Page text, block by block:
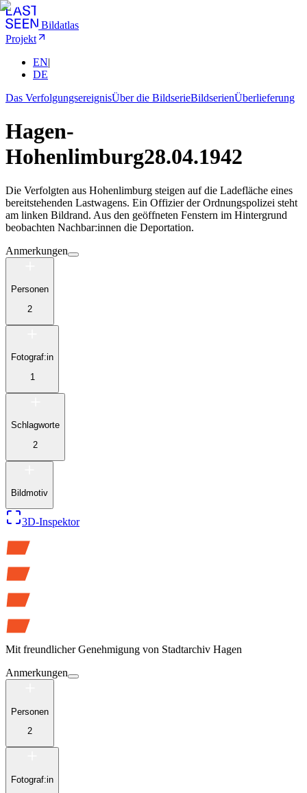
Bildatlas
Projekt
EN|
DE
Das VerfolgungsereignisÜber die BildserieBildserienÜberlieferung
Hagen-
Hohenlimburg28.04.1942
Die Verfolgten aus Hohenlimburg steigen auf die Ladefläche eines
bereitstehenden Lastwagens. Ein Offizier der Ordnungspolizei steht
am linken Bildrand. Aus den geöffneten Fenstern im Hintergrund
beobachten Nachbar:innen die Deportation.
Anmerkungen
Personen
2
Fotograf:in
1
Schlagworte
2
Bildmotiv
3D-Inspektor
Mit freundlicher Genehmigung von Stadtarchiv Hagen
Anmerkungen
Personen
2
Fotograf:in